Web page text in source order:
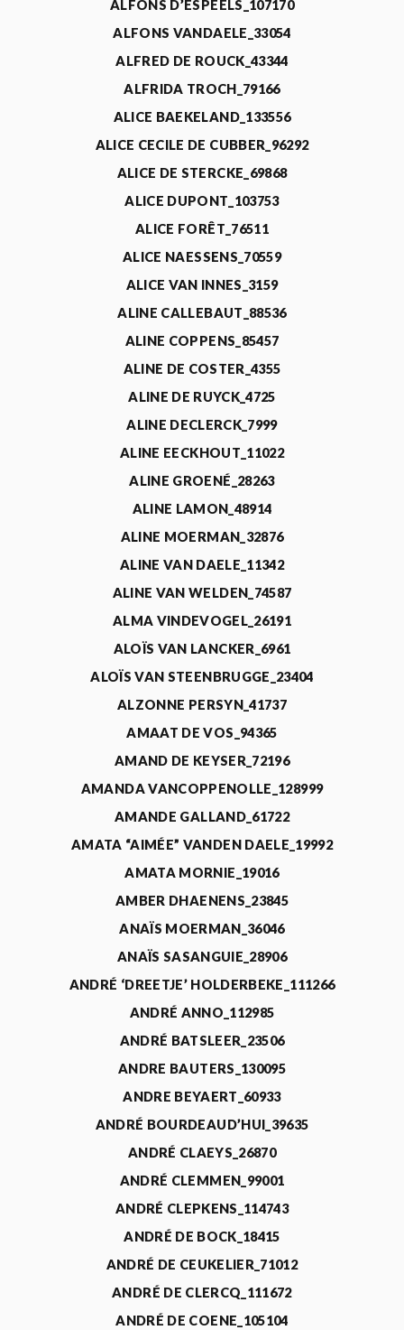
ALFONS D’ESPEELS_107170
ALFONS VANDAELE_33054
ALFRED DE ROUCK_43344
ALFRIDA TROCH_79166
ALICE BAEKELAND_133556
ALICE CECILE DE CUBBER_96292
ALICE DE STERCKE_69868
ALICE DUPONT_103753
ALICE FORÊT_76511
ALICE NAESSENS_70559
ALICE VAN INNES_3159
ALINE CALLEBAUT_88536
ALINE COPPENS_85457
ALINE DE COSTER_4355
ALINE DE RUYCK_4725
ALINE DECLERCK_7999
ALINE EECKHOUT_11022
ALINE GROENÉ_28263
ALINE LAMON_48914
ALINE MOERMAN_32876
ALINE VAN DAELE_11342
ALINE VAN WELDEN_74587
ALMA VINDEVOGEL_26191
ALOÏS VAN LANCKER_6961
ALOÏS VAN STEENBRUGGE_23404
ALZONNE PERSYN_41737
AMAAT DE VOS_94365
AMAND DE KEYSER_72196
AMANDA VANCOPPENOLLE_128999
AMANDE GALLAND_61722
AMATA “AIMÉE” VANDEN DAELE_19992
AMATA MORNIE_19016
AMBER DHAENENS_23845
ANAÏS MOERMAN_36046
ANAÏS SASANGUIE_28906
ANDRÉ ‘DREETJE’ HOLDERBEKE_111266
ANDRÉ ANNO_112985
ANDRÉ BATSLEER_23506
ANDRE BAUTERS_130095
ANDRE BEYAERT_60933
ANDRÉ BOURDEAUD’HUI_39635
ANDRÉ CLAEYS_26870
ANDRÉ CLEMMEN_99001
ANDRÉ CLEPKENS_114743
ANDRÉ DE BOCK_18415
ANDRÉ DE CEUKELIER_71012
ANDRÉ DE CLERCQ_111672
ANDRÉ DE COENE_105104